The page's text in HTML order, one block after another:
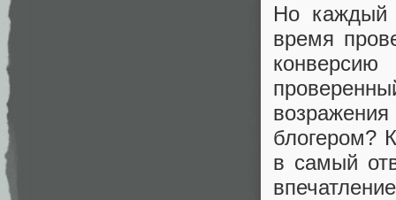
Но каждый
время
блогером?
в самый